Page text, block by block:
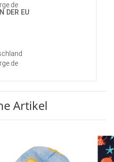
DER EU
Artikel